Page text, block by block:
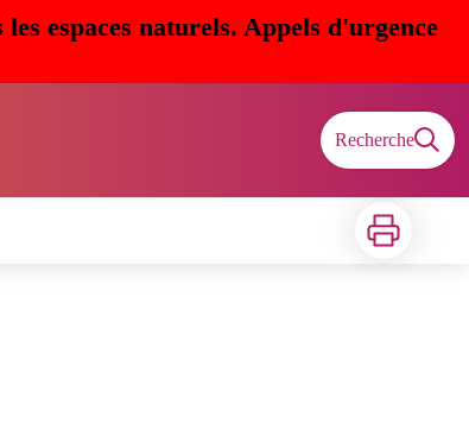
espaces naturels. Appels d'urgence
Recherche
Imprimer